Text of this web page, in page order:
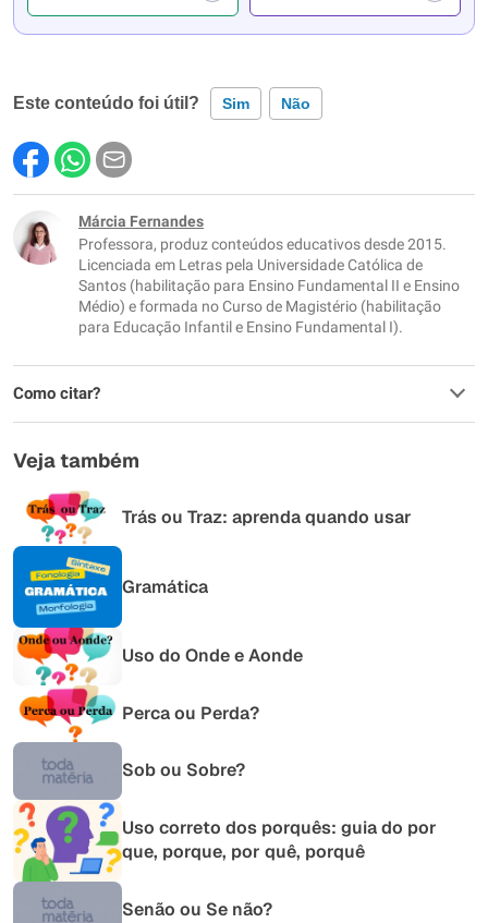
Este conteúdo foi útil? Sim Não
Este conteúdo contém informação incorreta
Este conteúdo não tem a informação que procuro
Outro
Márcia Fernandes
Professora, produz conteúdos educativos desde 2015.
Licenciada em Letras pela Universidade Católica de
Santos (habilitação para Ensino Fundamental II e Ensino
Médio) e formada no Curso de Magistério (habilitação
para Educação Infantil e Ensino Fundamental I).
Como citar?
Veja também
Trás ou Traz: aprenda quando usar
Gramática
Uso do Onde e Aonde
Perca ou Perda?
Sob ou Sobre?
Uso correto dos porquês: guia do por
que, porque, por quê, porquê
Senão ou Se não?